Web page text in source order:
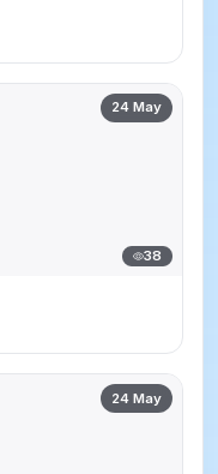
24 May
38
24 May